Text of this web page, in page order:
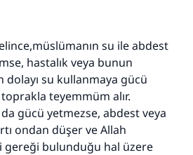
su ile abdest
hastalık veya bunun
dolayı su kullanmaya gücü
teyemmüm alır.
gücü yetmezse, abdest veya
ondan düşer ve Allah
gereği bulunduğu hal üzere
Cevap, bir evliliği
kurtardı.
ulaştırmak için bizi destekle
Rasulullah ﷺ şöyle dedi:
yol gösterirse , hayrı yapan
kadar ona sevap yazılır.